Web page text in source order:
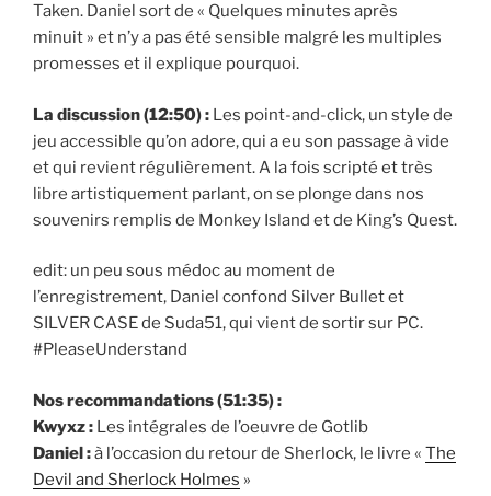
Taken. Daniel sort de « Quelques minutes après
minuit » et n’y a pas été sensible malgré les multiples
promesses et il explique pourquoi.
La discussion (12:50) : Les point-and-click, un style de
jeu accessible qu’on adore, qui a eu son passage à vide
et qui revient régulièrement. A la fois scripté et très
libre artistiquement parlant, on se plonge dans nos
souvenirs remplis de Monkey Island et de King’s Quest.
edit: un peu sous médoc au moment de
l’enregistrement, Daniel confond Silver Bullet et
SILVER CASE de Suda51, qui vient de sortir sur PC.
#PleaseUnderstand
Nos recommandations (51:35) :
Kwyxz : Les intégrales de l’oeuvre de Gotlib
Daniel :à l’occasion du retour de Sherlock, le livre « The
Devil and Sherlock Holmes »